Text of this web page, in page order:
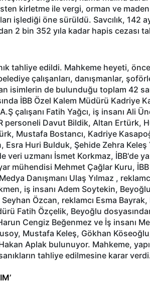
kirletme ile vergi, orman ve maden
işlediği öne sürüldü. Savcılık, 142
2 bin 352 yıla kadar hapis cezası
tahliye edildi. Mahkeme heyeti,
çalışanları, danışmanlar,
isimlerin de bulunduğu toplam 42
İBB Özel Kalem Müdürü Kadriye
çalışanı Fatih Yağcı, iş insanı Ali
personeli Davut Bildik, Altan Ertürk,
Mustafa Bostancı, Kadriye
Esra Huri Bulduk, Şehide Zehra
veri uzmanı İsmet Korkmaz, İBB'de
mühendisi Mehmet Çağlar Kuru,
Danışmanı Ulaş Yılmaz ,
iş insanı Adem Soytekin,
Özcan, reklamcı Esma
Fatih Özçelik, Beyoğlu
Cengiz Beğenmez ve İş insanı
Mustafa Keleş, Gökhan
Aplak bulunuyor. Mahkeme,
tahliye edilmesine karar